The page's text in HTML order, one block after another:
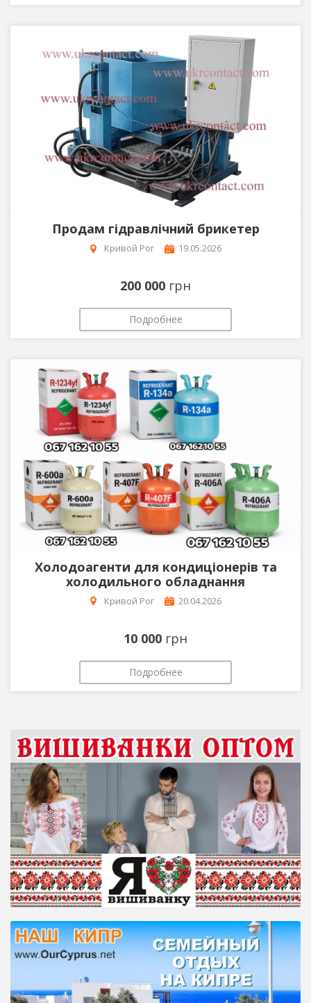
Продам гідравлічний брикетер
Кривой Рог 19.05.2026
200 000 грн
Подробнее
Холодоагенти для кондиціонерів та
холодильного обладнання
Кривой Рог 20.04.2026
10 000 грн
Подробнее